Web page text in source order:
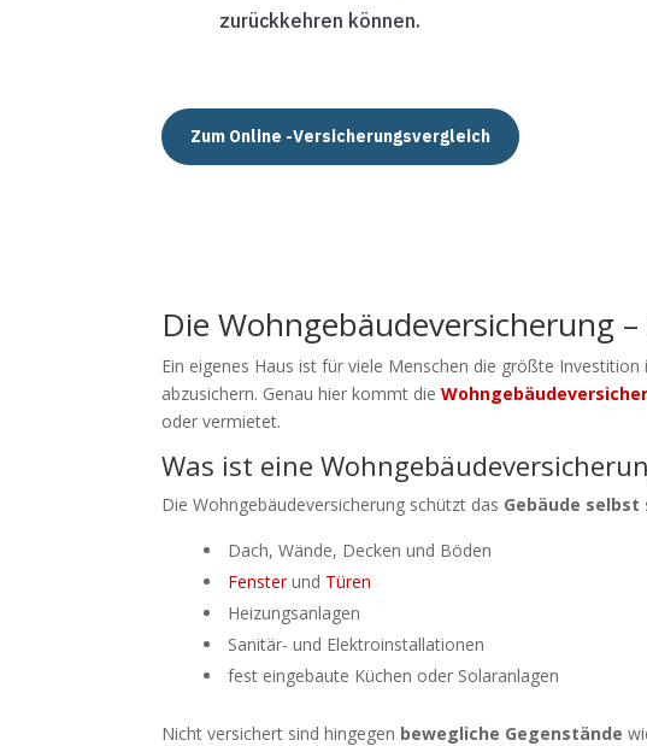
zurückkehren können.
Zum Online -Versicherungsvergleich
Die Wohngebäudeversicherung
Ein eigenes Haus ist für viele Menschen die größte
abzusichern. Genau hier kommt die
oder vermietet.
Was ist eine
Die Wohngebäudeversicherung schützt das Gebäude selbst
Dach, Wände, Decken und Böden
Fensterund Türen
Heizungsanlagen
Sanitär- und Elektroinstallationen
fest eingebaute Küchen oder Solaranlagen
Nicht versichert sind hingegen bewegliche Gegenstände